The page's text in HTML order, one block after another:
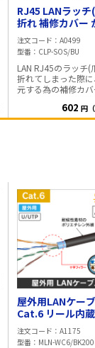
RJ45 LANラッ
折れ 補修カバー かぶ
せるだけで、簡
修! (1袋=10個入)
注文コード
A0499
型番
CLP-SOS/BU
LAN RJ45のラッチ(
折れてしまった際
元する為の補修カ
けで、簡単補修が
す。 プラグを交換する手
602 円
屋外用LANケー
Cat.6 リール内
200m巻
注文コード
A1175
型番
MLN-WC6/